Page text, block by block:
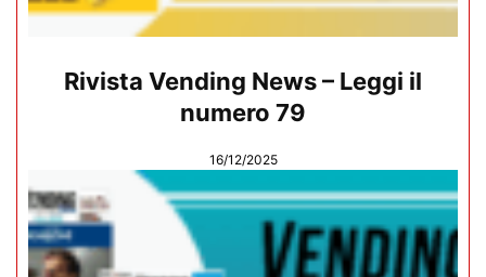
Rivista Vending News – Leggi il
numero 79
16/12/2025